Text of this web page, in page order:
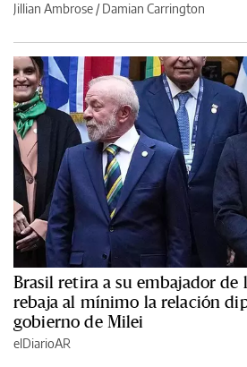
Jillian Ambrose / Damian Carrington
Brasil retira a su embajador de
rebaja al mínimo la relación
gobierno de Milei
elDiarioAR